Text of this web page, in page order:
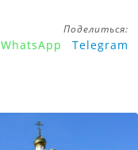
Поделиться:
WhatsApp Telegram